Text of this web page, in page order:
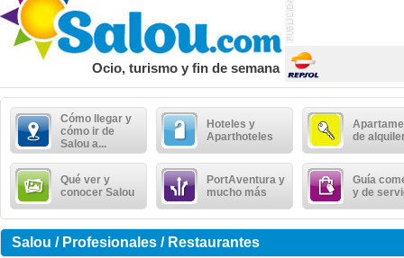
Ocio, turismo y fin de semana
Cómo llegar y
cómo ir de
Salou a...
Hoteles y
Aparthoteles
de
Qué ver y
conocer Salou
PortAventura y
mucho más
Guía
y de
Salou / Profesionales / Restaurantes